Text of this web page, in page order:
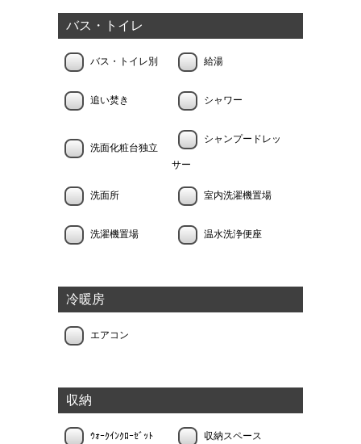
バス・トイレ
バス・トイレ別 給湯
追い焚き シャワー
洗面化粧台独立
シャンプードレッ
サー
洗面所 室内洗濯機置場
洗濯機置場 温水洗浄便座
冷暖房
エアコン
収納
ｳｫｰｸｲﾝｸﾛｰｾﾞｯﾄ 収納スペース